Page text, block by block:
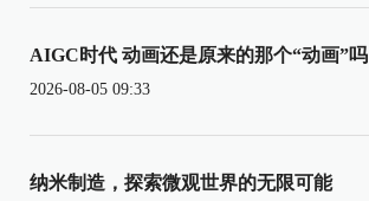
AIGC时代 动画还是原来的那个“动画”吗
2026-08-05 09:33
纳米制造，探索微观世界的无限可能